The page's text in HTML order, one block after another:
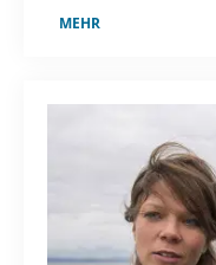
Gruselelemente.
MEHR